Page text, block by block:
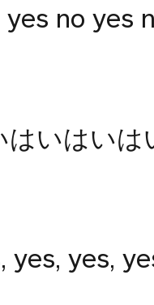
yes no yes
いはいは
yes, yes,